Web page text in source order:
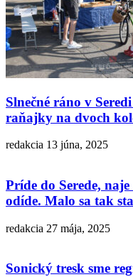
Slnečné ráno v
raňajky na dvoch
redakcia 13 júna, 2025
Príde do Serede,
odíde. Malo sa tak
redakcia 27 mája, 2025
Sonický tresk sme